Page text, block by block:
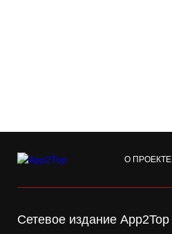
О ПРОЕКТЕ
Сетевое издание App2Top